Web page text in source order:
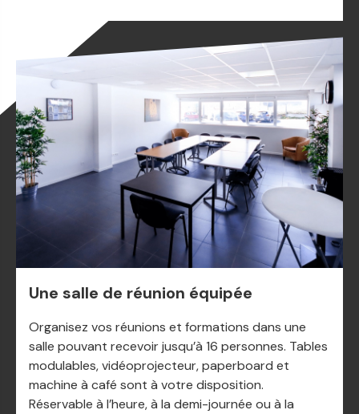
Une salle de réunion équipée
Organisez vos réunions et formations dans une
salle pouvant recevoir jusqu’à 16 personnes. Tables
modulables, vidéoprojecteur, paperboard et
machine à café sont à votre disposition.
Réservable à l’heure, à la demi-journée ou à la